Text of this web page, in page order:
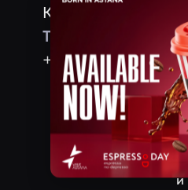
и
Керей, Жанибек
Телефон
+7‒707‒717‒20‒30